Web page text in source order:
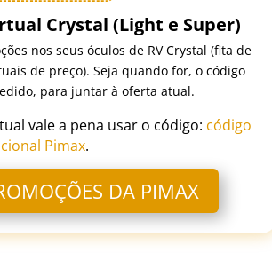
Crystal (Light e Super)
nos seus óculos de RV Crystal (fita de
de preço). Seja quando for, o código
para juntar à oferta atual.
vale a pena usar o código: código
Pimax.
DA PIMAX